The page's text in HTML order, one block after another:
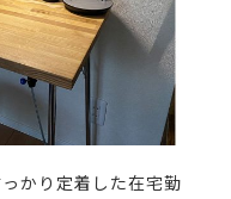
かり定着した在宅勤